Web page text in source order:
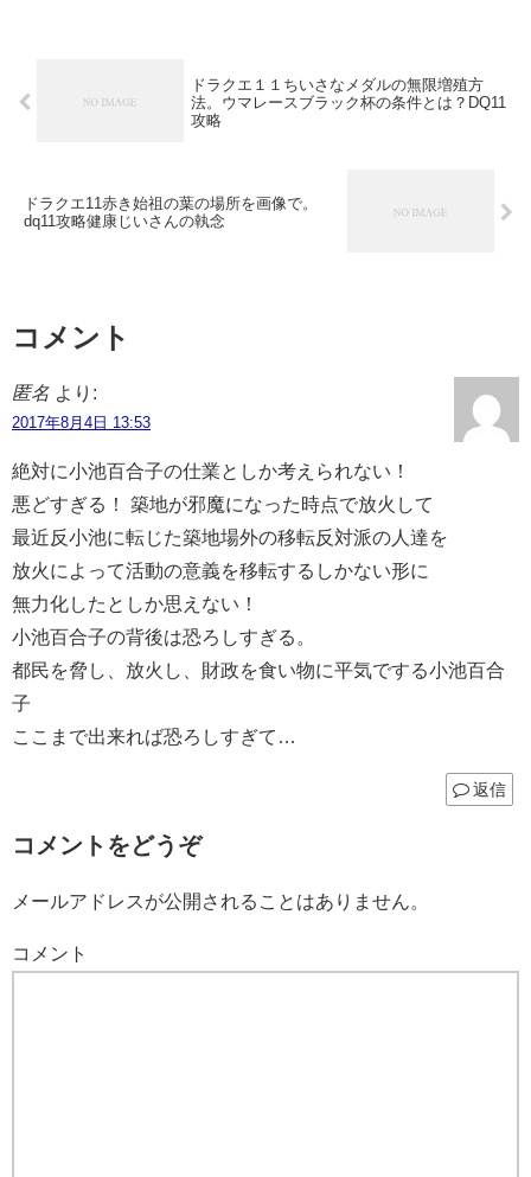
ドラクエ１１ちいさなメダルの無限増殖方
法。ウマレースブラック杯の条件とは？DQ11
攻略
ドラクエ11赤き始祖の葉の場所を画像で。
dq11攻略健康じいさんの執念
コメント
匿名 より:
2017年8月4日 13:53
絶対に小池百合子の仕業としか考えられない！
悪どすぎる！ 築地が邪魔になった時点で放火して
最近反小池に転じた築地場外の移転反対派の人達を
放火によって活動の意義を移転するしかない形に
無力化したとしか思えない！
小池百合子の背後は恐ろしすぎる。
都民を脅し、放火し、財政を食い物に平気でする小池百合
子
ここまで出来れば恐ろしすぎて…
返信
コメントをどうぞ
メールアドレスが公開されることはありません。
コメント